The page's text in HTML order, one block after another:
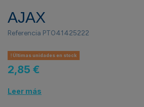
AJAX
Referencia PT041425222
Últimas unidades en stock
2,85 €
Leer más